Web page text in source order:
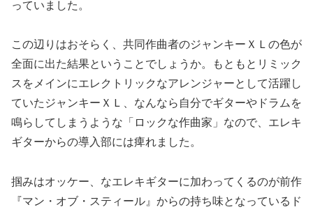
っていました。
この辺りはおそらく、共同作曲者のジャンキーＸＬの色が
全面に出た結果ということでしょうか。もともとリミック
スをメインにエレクトリックなアレンジャーとして活躍し
ていたジャンキーＸＬ、なんなら自分でギターやドラムを
鳴らしてしまうような「ロックな作曲家」なので、エレキ
ギターからの導入部には痺れました。
掴みはオッケー、なエレキギターに加わってくるのが前作
『マン・オブ・スティール』からの持ち味となっているド